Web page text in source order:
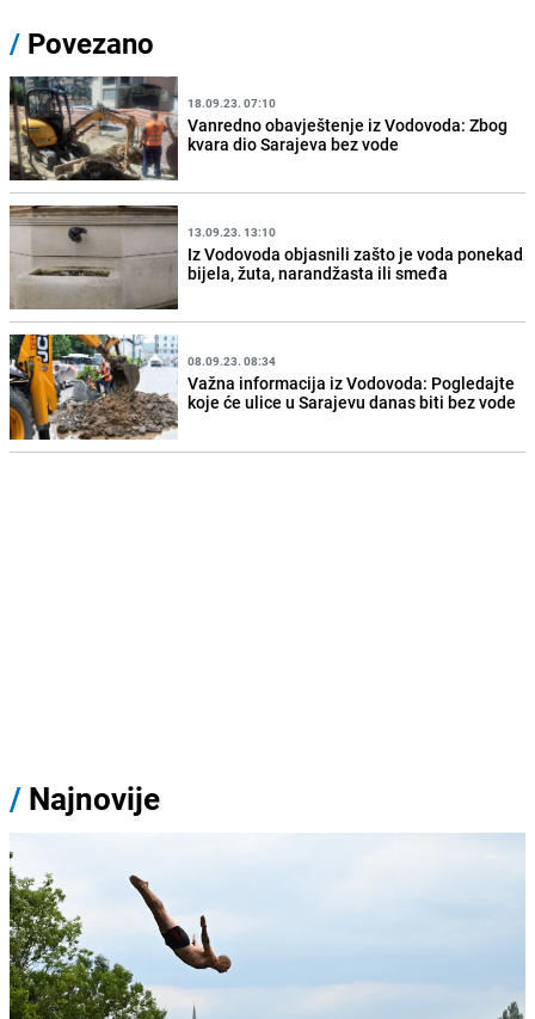
/ Povezano
18.09.23. 07:10
Vanredno obavještenje iz Vodovoda: Zbog
kvara dio Sarajeva bez vode
13.09.23. 13:10
Iz Vodovoda objasnili zašto je voda ponekad
bijela, žuta, narandžasta ili smeđa
08.09.23. 08:34
Važna informacija iz Vodovoda: Pogledajte
koje će ulice u Sarajevu danas biti bez vode
/ Najnovije